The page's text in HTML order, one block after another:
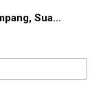
Sua…